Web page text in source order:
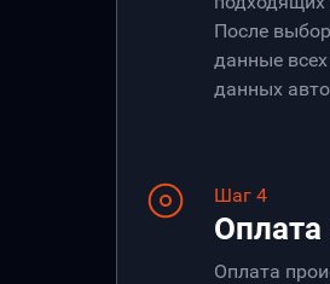
После
данные
данных
Шаг 4
Оплата
Оплата